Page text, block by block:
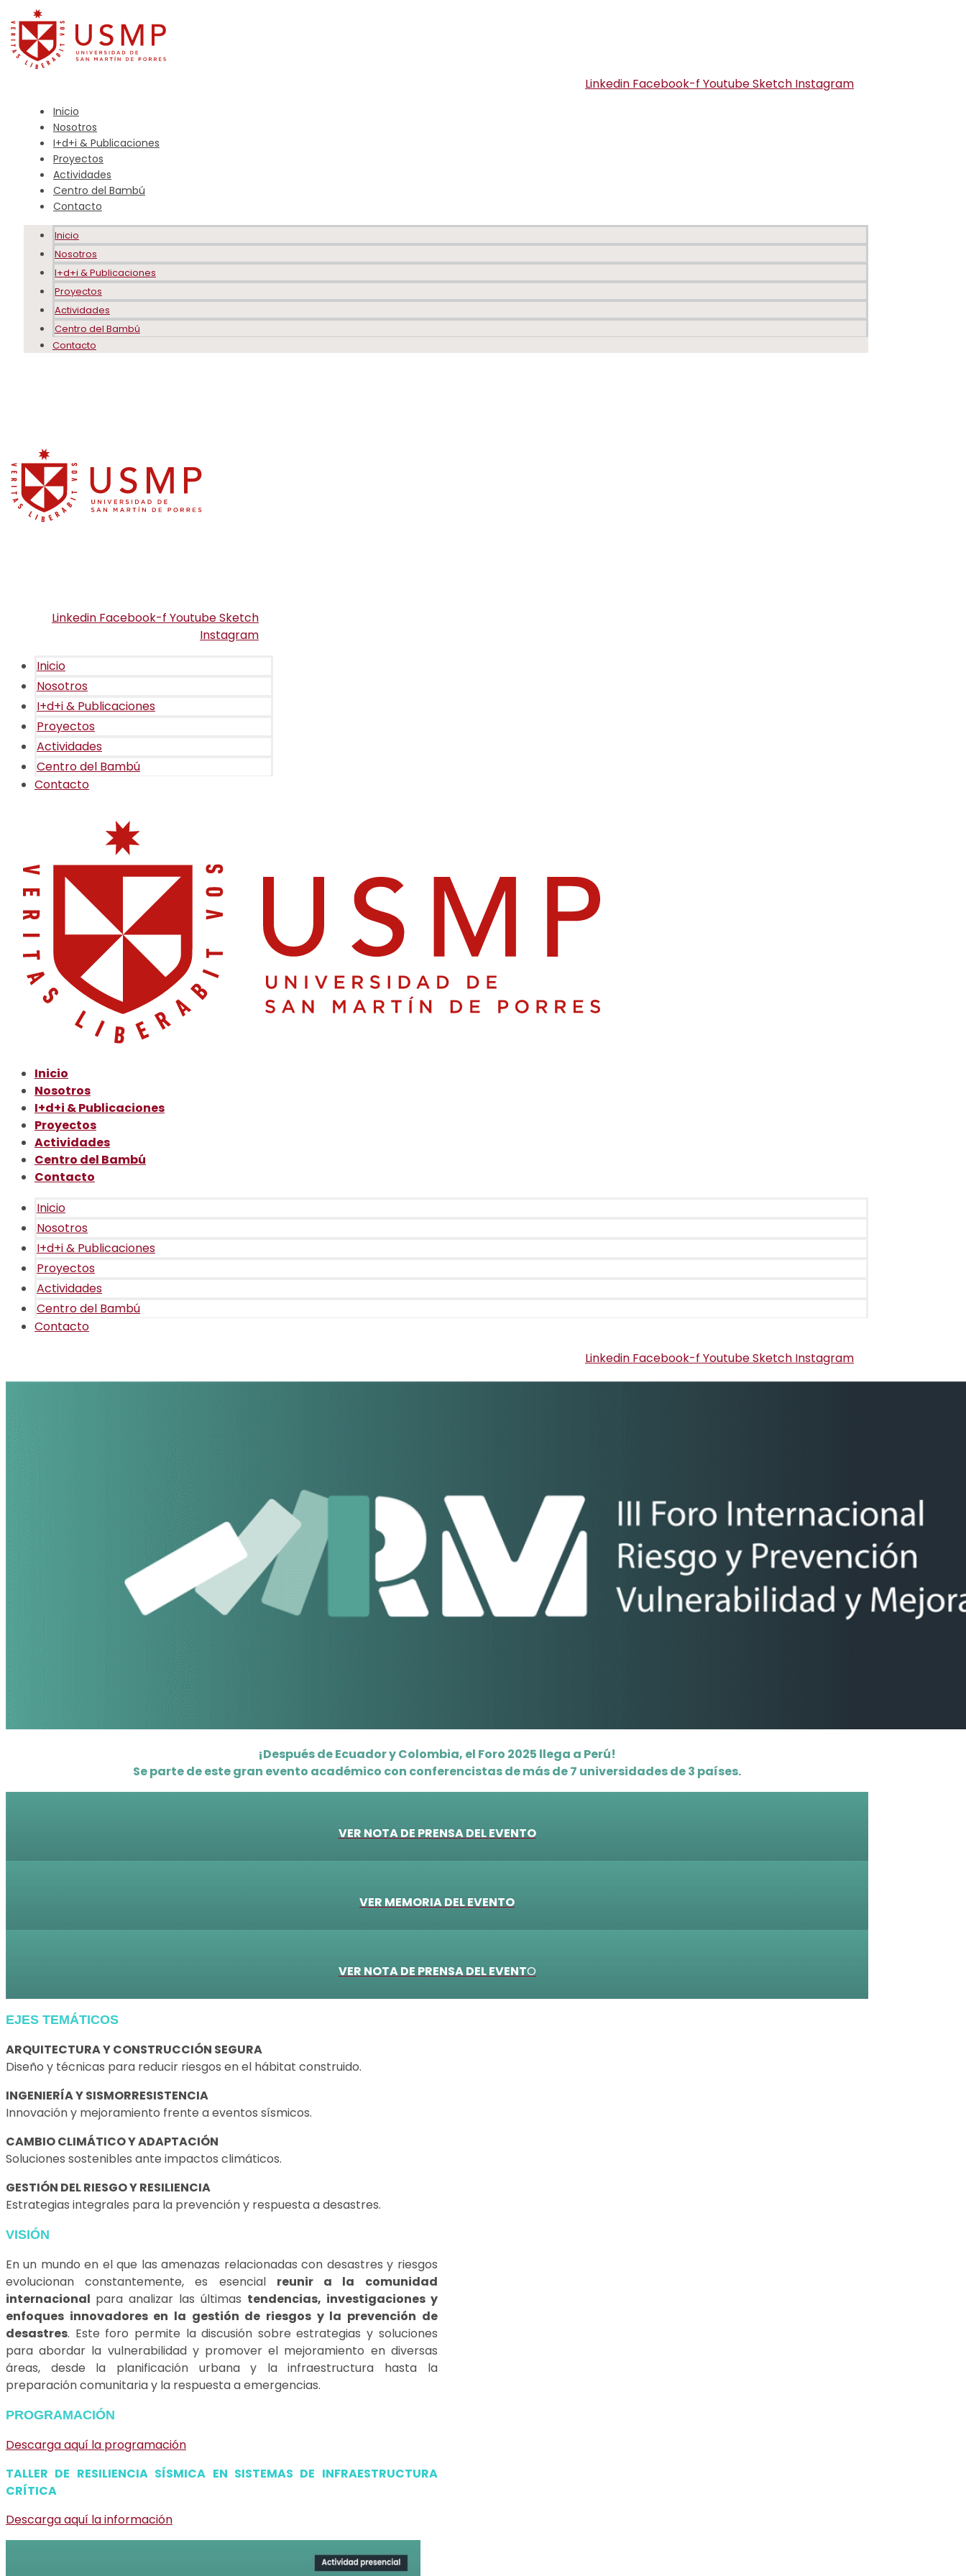
Linkedin Facebook-f YoutubeSketch Instagram
Inicio
Nosotros
I+d+i & Publicaciones
Proyectos
Actividades
Centro del Bambú
Contacto
Inicio
Nosotros
I+d+i & Publicaciones
Proyectos
Actividades
Centro del Bambú
Contacto
Linkedin Facebook-f YoutubeSketch
Instagram
Inicio
Nosotros
I+d+i & Publicaciones
Proyectos
Actividades
Centro del Bambú
Contacto
Inicio
Nosotros
I+d+i & Publicaciones
Proyectos
Actividades
Centro del Bambú
Contacto
Inicio
Nosotros
I+d+i & Publicaciones
Proyectos
Actividades
Centro del Bambú
Contacto
Linkedin Facebook-f YoutubeSketch Instagram
¡Después de Ecuador y Colombia, el Foro 2025 llega a Perú!
Se parte de este gran evento académico con conferencistas demás de 7 universidades de 3 países.
VER NOTA DE PRENSA DEL EVENTO
VER MEMORIA DEL EVENTO
VER NOTA DE PRENSA DEL EVENTO
EJES TEMÁTICOS
ARQUITECTURA Y CONSTRUCCIÓN SEGURA
Diseño y técnicas para reducir riesgos en el hábitat construido.
INGENIERÍA Y SISMORRESISTENCIA
Innovación y mejoramiento frente a eventos sísmicos.
CAMBIO CLIMÁTICO Y ADAPTACIÓN
Soluciones sostenibles ante impactos climáticos.
GESTIÓN DEL RIESGO Y RESILIENCIA
Estrategias integrales para la prevención y respuesta a desastres.
VISIÓN
En un mundo en el que las amenazas relacionadas con desastres y riesgos
evolucionan constantemente, es esencial reunir a la comunidad
internacional para analizar las últimas tendencias, investigaciones y
enfoques innovadores en la gestión de riesgos y la prevención de
desastres. Este foro permite la discusión sobre estrategias y soluciones
para abordar la vulnerabilidad y promover el mejoramiento en diversas
áreas, desde la planificación urbana y la infraestructura hasta la
preparación comunitaria y la respuesta a emergencias.
PROGRAMACIÓN
Descarga aquí la programación
TALLER DE RESILIENCIA SÍSMICA EN SISTEMAS DE INFRAESTRUCTURA
CRÍTICA
Descarga aquí la información